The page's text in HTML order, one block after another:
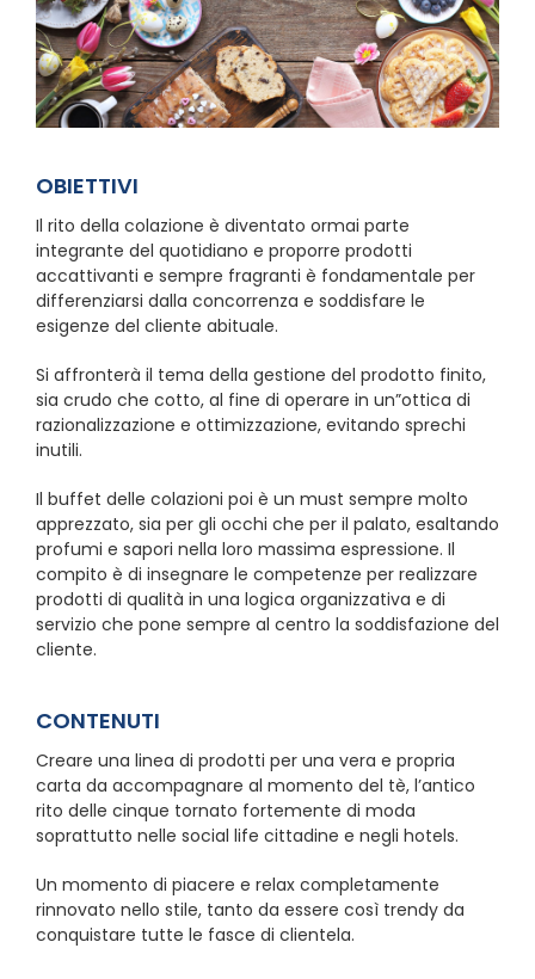
OBIETTIVI
Il rito della colazione è diventato ormai parte
integrante del quotidiano e proporre prodotti
accattivanti e sempre fragranti è fondamentale per
differenziarsi dalla concorrenza e soddisfare le
esigenze del cliente abituale.
Si affronterà il tema della gestione del prodotto finito,
sia crudo che cotto, al fine di operare in un”ottica di
razionalizzazione e ottimizzazione, evitando sprechi
inutili.
Il buffet delle colazioni poi è un must sempre molto
apprezzato, sia per gli occhi che per il palato, esaltando
profumi e sapori nella loro massima espressione. Il
compito è di insegnare le competenze per realizzare
prodotti di qualità in una logica organizzativa e di
servizio che pone sempre al centro la soddisfazione del
cliente.
CONTENUTI
Creare una linea di prodotti per una vera e propria
carta da accompagnare al momento del tè, l’antico
rito delle cinque tornato fortemente di moda
soprattutto nelle social life cittadine e negli hotels.
Un momento di piacere e relax completamente
rinnovato nello stile, tanto da essere così trendy da
conquistare tutte le fasce di clientela.